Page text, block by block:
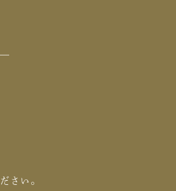
さい。